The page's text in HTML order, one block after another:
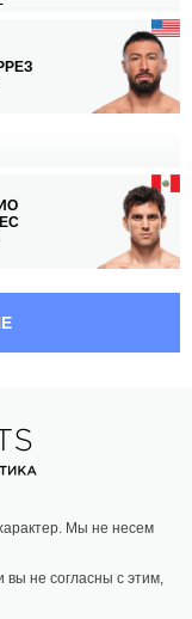
Мы не несем
вы не согласны с этим,